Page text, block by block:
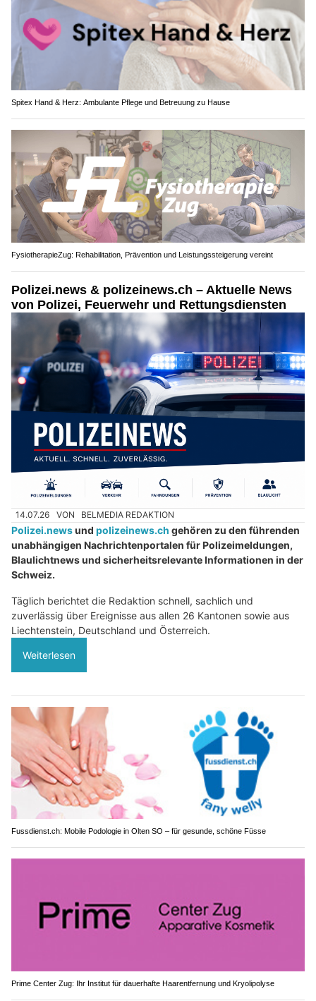
Spitex Hand & Herz: Ambulante Pflege und Betreuung zu Hause
FysiotherapieZug: Rehabilitation, Prävention und Leistungssteigerung vereint
Polizei.news & polizeinews.ch – Aktuelle News
von Polizei, Feuerwehr und Rettungsdiensten
14.07.26 VON BELMEDIA REDAKTION
Polizei.newsund polizeinews.ch gehören zu den führenden
unabhängigen Nachrichtenportalen für Polizeimeldungen,
Blaulichtnews und sicherheitsrelevante Informationen in der
Schweiz.
Täglich berichtet die Redaktion schnell, sachlich und
zuverlässig über Ereignisse aus allen 26 Kantonen sowie aus
Liechtenstein, Deutschland und Österreich.
Weiterlesen
Fussdienst.ch: Mobile Podologie in Olten SO – für gesunde, schöne Füsse
Prime Center Zug: Ihr Institut für dauerhafte Haarentfernung und Kryolipolyse